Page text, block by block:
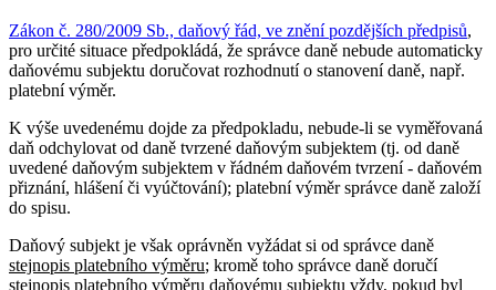
Zákon č. 280/2009 Sb., daňový řád, ve znění pozdějších předpisů,
pro určité situace předpokládá, že správce daně nebude automaticky
daňovému subjektu doručovat rozhodnutí o stanovení daně, např.
platební výměr.
K výše uvedenému dojde za předpokladu, nebude-li se vyměřovaná
daň odchylovat od daně tvrzené daňovým subjektem (tj. od daně
uvedené daňovým subjektem v řádném daňovém tvrzení - daňovém
přiznání, hlášení či vyúčtování); platební výměr správce daně založí
do spisu.
Daňový subjekt je však oprávněn vyžádat si od správce daně
stejnopis platebního výměru; kromě toho správce daně doručí
stejnopis platebního výměru daňovému subjektu vždy, pokud byl